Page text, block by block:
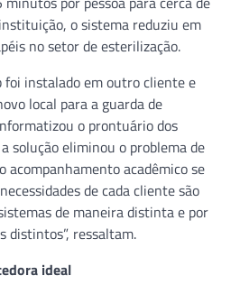
o sistema reduziu em
no setor de esterilização.
foi instalado em outro cliente e
local para a guarda de
o prontuário dos
solução eliminou o problema de
acompanhamento acadêmico se
de cada cliente são
de maneira distinta e por
distintos”, ressaltam.
ideal